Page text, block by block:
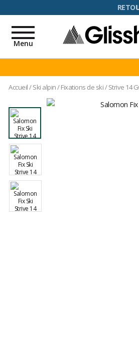
Toggle
navigation
Menu
Accueil/Ski alpin/Fixations de ski/Strive 14